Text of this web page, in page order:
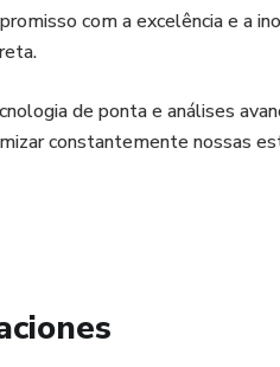
com a excelência e a
de ponta e análises
constantemente nossas